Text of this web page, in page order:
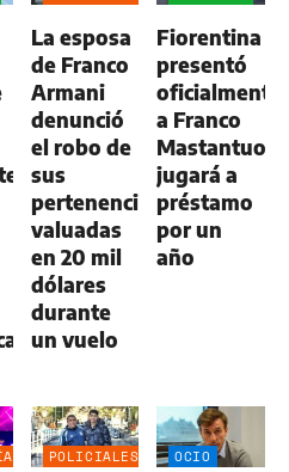
La esposa
de Franco
Armani
denunció
el robo de
sus
pertenencias
valuadas
en 20 mil
dólares
durante
un vuelo
Fiorentina
presentó
oficialmente
a Franco
jugará a
préstamo
por un
año
POLICIALES OCIO